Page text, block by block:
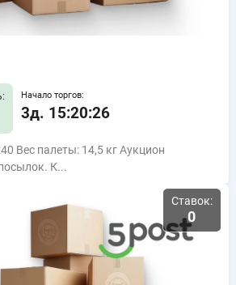
Начало торгов:
3д. 15:20:25
Вес палеты: 14,5 кг Аукцион
К...
Ставок:
0